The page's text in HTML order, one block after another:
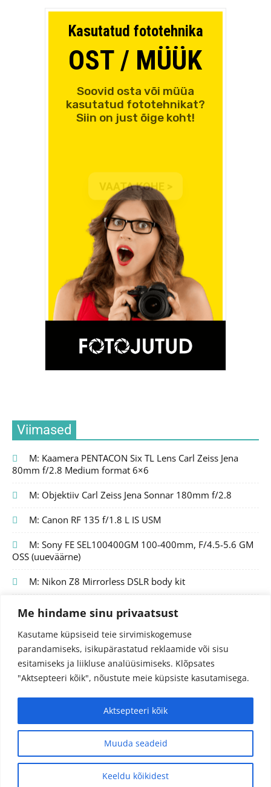
Me hindame sinu privaatsust
Kasutame küpsiseid teie sirvimiskogemuse
parandamiseks, isikupärastatud reklaamide või sisu
esitamiseks ja liikluse analüüsimiseks. Klõpsates
"Aktsepteeri kõik", nõustute meie küpsiste kasutamisega.
Muuda seadeid
Keeldu kõikidest
Aktsepteeri kõik
Viimased
M: Kaamera PENTACON Six TL Lens Carl Zeiss Jena
80mm f/2.8 Medium format 6×6
M: Objektiiv Carl Zeiss Jena Sonnar 180mm f/2.8
M: Canon RF 135 f/1.8 L IS USM
M: Sony FE SEL100400GM 100-400mm, F/4.5-5.6 GM
OSS (uueväärne)
M: Nikon Z8 Mirrorless DSLR body kit
© 2024 Fotojutud OÜ
Reg.nr. 14827097
info@fotojutud.ee
Privaatsustingimused ja andmekaitse